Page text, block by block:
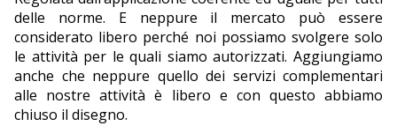
delle norme. E neppure il mercato può essere
considerato libero perché noi possiamo svolgere solo
le attività per le quali siamo autorizzati. Aggiungiamo
anche che neppure quello dei servizi complementari
alle nostre attività è libero e con questo abbiamo
chiuso il disegno.